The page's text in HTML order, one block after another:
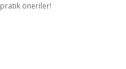
öneriler!